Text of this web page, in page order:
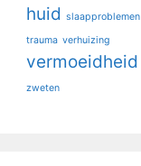
huid slaapproblemen
trauma verhuizing
vermoeidheid
zweten